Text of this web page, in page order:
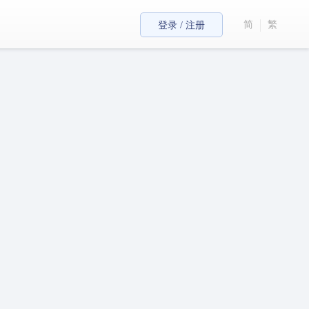
登录 / 注册 简 繁